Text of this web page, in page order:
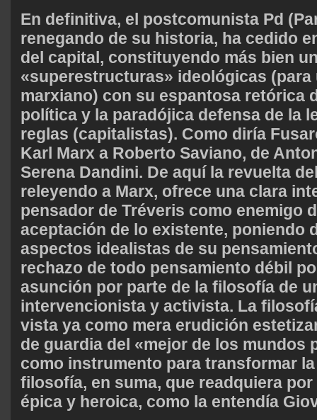
En definitiva, el postcomunista Pd
renegando de su historia, ha cedido
del capital, constituyendo más bien
«superestructuras» ideológicas (para
marxiano) con su espantosa retórica
política y la paradójica defensa de la
reglas (capitalistas). Como diría
Karl Marx a Roberto Saviano, de
Serena Dandini. De aquí la revuelta
releyendo a Marx, ofrece una clara
pensador de Tréveris como enemigo
aceptación de lo existente, poniendo
aspectos idealistas de su
rechazo de todo pensamiento débil
asunción por parte de la filosofía de
intervencionista y activista. La
vista ya como mera erudición
de guardia del «mejor de los mundos
como instrumento para transformar
filosofía, en suma, que readquiera
épica y heroica, como la entendía